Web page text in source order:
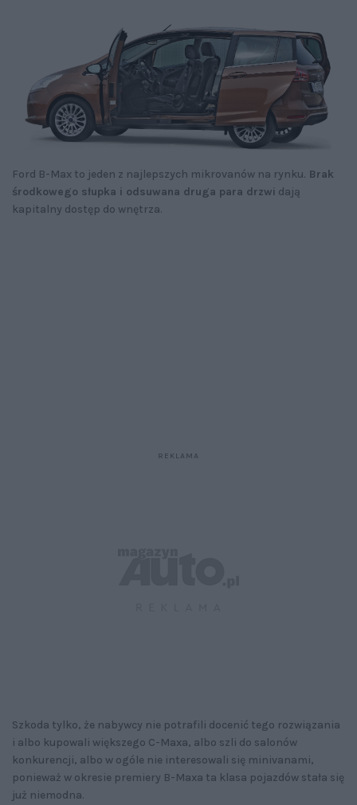
Ford B-Max to jeden z najlepszych mikrovanów na rynku. Brak
środkowego słupka i odsuwana druga para drzwi dają
kapitalny dostęp do wnętrza.
Szkoda tylko, że nabywcy nie potrafili docenić tego rozwiązania
i albo kupowali większego C-Maxa, albo szli do salonów
konkurencji, albo w ogóle nie interesowali się minivanami,
ponieważ w okresie premiery B-Maxa ta klasa pojazdów stała się
już niemodna.